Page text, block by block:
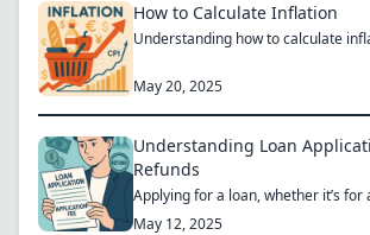
How to Calculate Inflation
Understanding how to calculate
May 20, 2025
Understanding Loan
Refunds
Applying for a loan, whether it’s for
or...
May 12, 2025